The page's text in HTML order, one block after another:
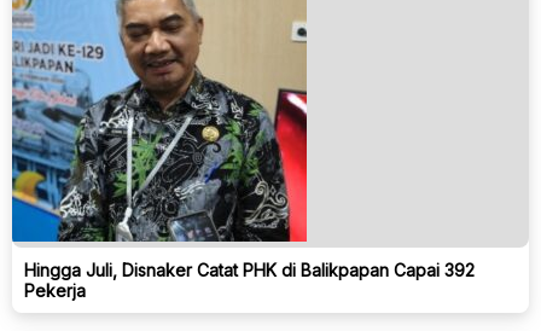
Hingga Juli, Disnaker Catat PHK di Balikpapan Capai 392
Pekerja